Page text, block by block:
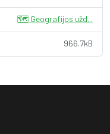
🗺️ Geografijos užd...
966.7kB